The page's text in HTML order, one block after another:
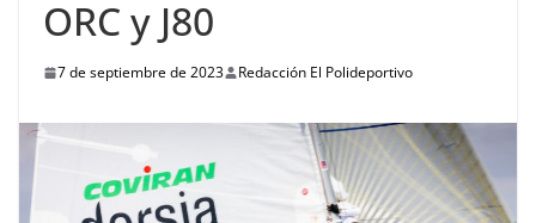
ORC y J80
7 de septiembre de 2023 Redacción El Polideportivo